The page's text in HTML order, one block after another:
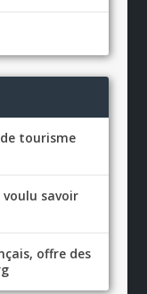
tourisme
savoir
offre des